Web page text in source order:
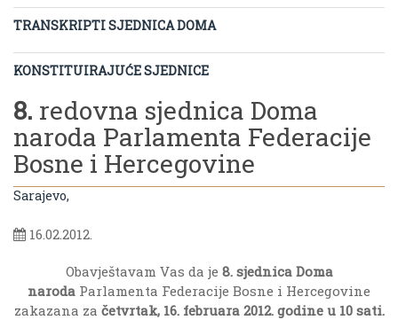
TRANSKRIPTI SJEDNICA DOMA
KONSTITUIRAJUĆE SJEDNICE
8. redovna sjednica Doma
naroda Parlamenta Federacije
Bosne i Hercegovine
Sarajevo,
16.02.2012.
Obavještavam Vas da je 8. sjednica Doma
naroda Parlamenta Federacije Bosne i Hercegovine
zakazana za četvrtak, 16. februara 2012. godine u 10 sati.